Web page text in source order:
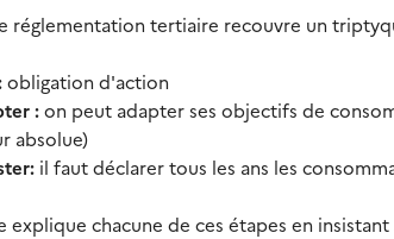
réglementation tertiaire recouvre un
obligation d'action
:on peut adapter ses objectifs de
absolue)
il faut déclarer tous les ans les
explique chacune de ces étapes en